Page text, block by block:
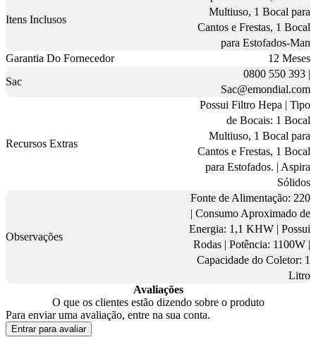
Itens Inclusos
Multiuso, 1 Bocal para
Cantos e Frestas, 1 Bocal
para Estofados-Man
Garantia Do Fornecedor
12 Meses
Sac
0800 550 393 |
Sac@emondial.com
Recursos Extras
Possui Filtro Hepa | Tipo
de Bocais: 1 Bocal
Multiuso, 1 Bocal para
Cantos e Frestas, 1 Bocal
para Estofados. | Aspira
Sólidos
Observações
Fonte de Alimentação: 220
| Consumo Aproximado de
Energia: 1,1 KHW | Possui
Rodas | Potência: 1100W |
Capacidade do Coletor: 1
Litro
Avaliações
O que os clientes estão dizendo sobre o produto
Para enviar uma avaliação, entre na sua conta.
Entrar para avaliar